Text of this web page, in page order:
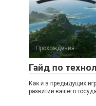
Прохождения
Гайд по
Как и в предыдущих
развитии вашего